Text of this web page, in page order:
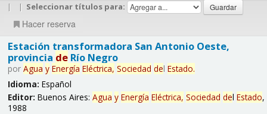
| | Seleccionar títulos para:
Hacer reserva
Estación transformadora San Antonio Oeste,
provincia deRío Negro
por Agua y Energía Eléctrica, Sociedad del Estado.
Idioma: Español
Editor: Buenos Aires: Agua y Energía Eléctrica, Sociedad del Estado,
1988